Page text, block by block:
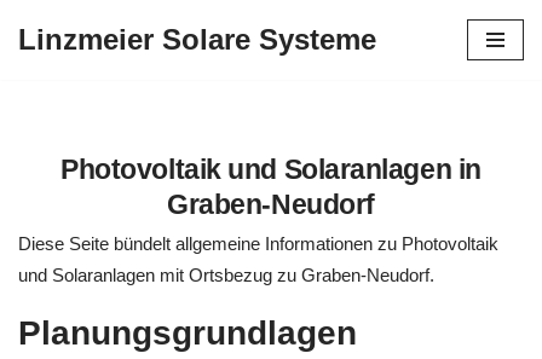
Linzmeier Solare Systeme
Photovoltaik und Solaranlagen in
Graben-Neudorf
Diese Seite bündelt allgemeine Informationen zu Photovoltaik
und Solaranlagen mit Ortsbezug zu Graben-Neudorf.
Planungsgrundlagen